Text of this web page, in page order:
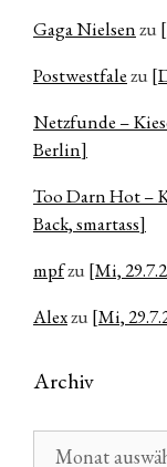
Gaga Nielsenzu
Postwestfalezu
Netzfunde –
Berlin]
Too Darn Hot –
Back, smartass]
mpfzu [Mi,
Alexzu [Mi,
Archiv